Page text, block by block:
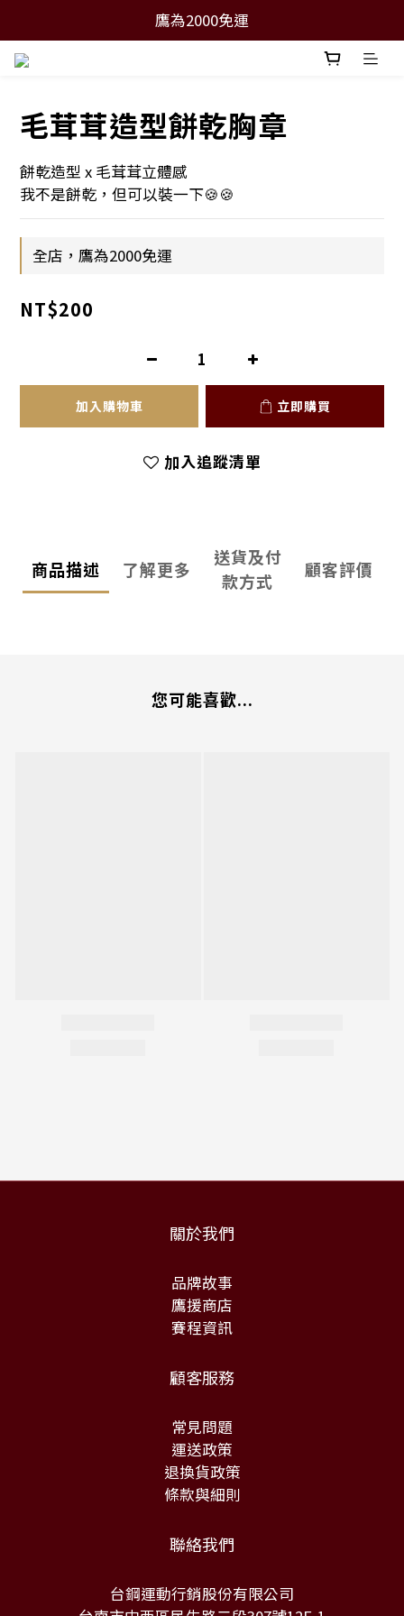
鷹為2000免運
毛茸茸造型餅乾胸章
餅乾造型 x 毛茸茸立體感
我不是餅乾，但可以裝一下🍪🍪
全店，鷹為2000免運
NT$200
加入購物車 立即購買
加入追蹤清單
商品描述 了解更多
送貨及付
款方式
顧客評價
您可能喜歡...
關於我們
品牌故事
鷹援商店
賽程資訊
顧客服務
常見問題
運送政策
退換貨政策
條款與細則
聯絡我們
台鋼運動行銷股份有限公司